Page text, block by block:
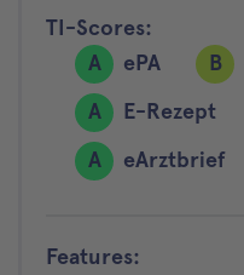
TI-Scores:
A
ePA B
A
E-Rezept
A
eArztbrief
Features: